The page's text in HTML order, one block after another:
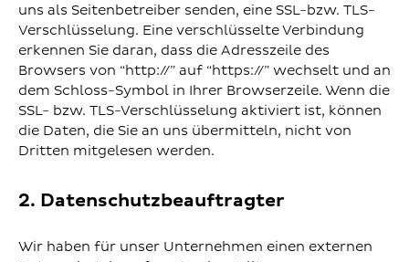
uns als Seitenbetreiber senden, eine SSL-bzw. TLS-
Verschlüsselung. Eine verschlüsselte Verbindung
erkennen Sie daran, dass die Adresszeile des
Browsers von “http://” auf “https://” wechselt und an
dem Schloss-Symbol in Ihrer Browserzeile. Wenn die
SSL- bzw. TLS-Verschlüsselung aktiviert ist, können
die Daten, die Sie an uns übermitteln, nicht von
Dritten mitgelesen werden.
2. Datenschutzbeauftragter
Wir haben für unser Unternehmen einen externen